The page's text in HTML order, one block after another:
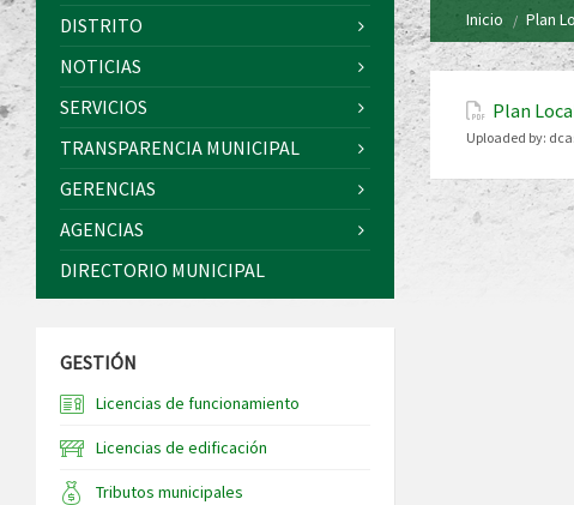
Inicio Plan
Plan
Uploaded by:
DISTRITO
NOTICIAS
SERVICIOS
TRANSPARENCIA MUNICIPAL
GERENCIAS
AGENCIAS
DIRECTORIO MUNICIPAL
GESTIÓN
Licencias de funcionamiento
Licencias de edificación
Tributos municipales